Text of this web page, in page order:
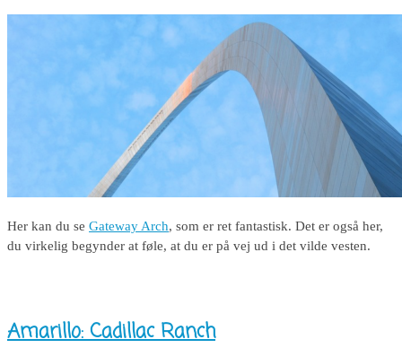
Her kan du se Gateway Arch, som er ret fantastisk. Det er også her,
du virkelig begynder at føle, at du er på vej ud i det vilde vesten.
Amarillo: Cadillac Ranch